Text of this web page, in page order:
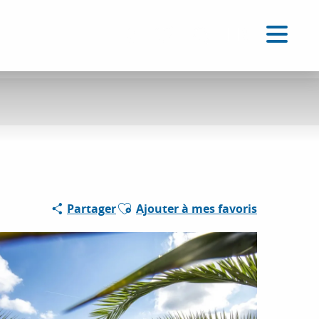
PartagerAjouter aux favoris
Ajouter à mes favoris